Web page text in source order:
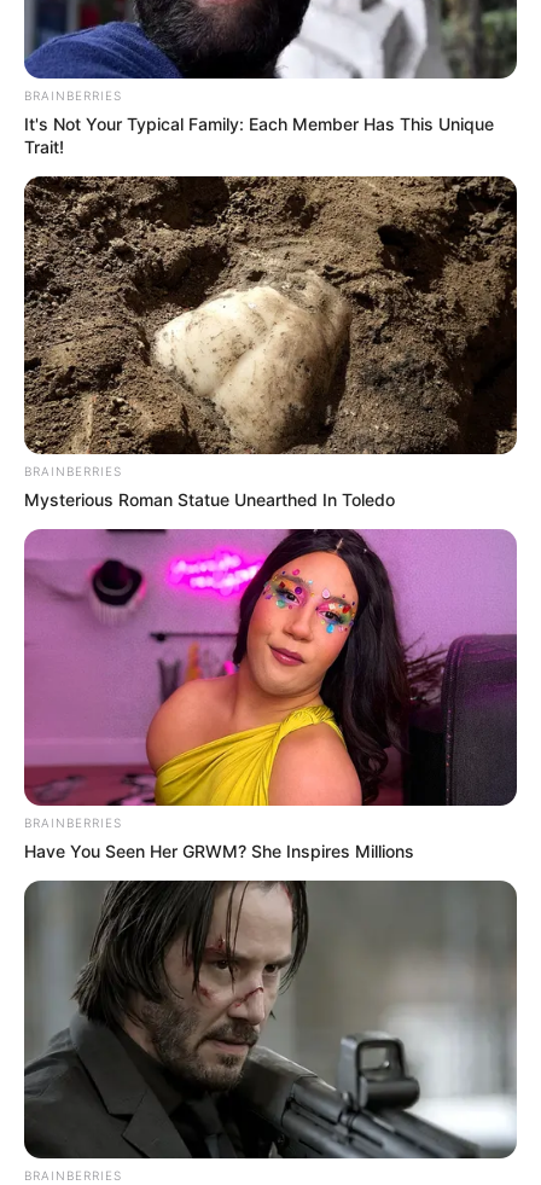
ΔΗΜΟΦΙΛΗ ΑΡΘΡΑ
Πόσο πιο χαμηλά θα πέσει
η «Δικαιοσύνη»;
Τρίτη, 5 Ιουλίου 2022, 10:01
Σχόλια Αναξίμανδρου: Πόσο πιο χαμηλά...
York Times για τις
υποκλοπές στην Ελλάδα –
κλίματος καταδικάζει τον
“γκεμπελικό” συναγερμό για
το κλίμα
ΑΙΤΗΜΑ ΑΠΑΓΟΡΕΥΣΗΣ
ΣΤΗΝ ΔΕΗ Α.Ε ΝΑ ΠΡΟΒΕΙ ΣΕ
ΔΙΑΚΟΠΗ ΗΛΕΚΤΡΟΔΟΤΗΣΗΣ
Αφαίρεση εμφυτεύματος και
βιοτσιπ από τις δυνάμεις
BRAINBERRIES
It's Not Your Typical Family: Each Member Has This Unique
Trait!
BRAINBERRIES
Mysterious Roman Statue Unearthed In Toledo
BRAINBERRIES
Have You Seen Her GRWM? She Inspires Millions
BRAINBERRIES